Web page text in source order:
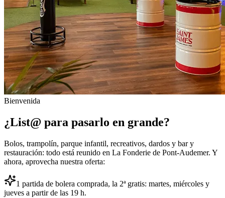
Bienvenida
¿List@ para pasarlo en grande?
Bolos, trampolín, parque infantil, recreativos, dardos y bar y
restauración: todo está reunido en La Fonderie de Pont-Audemer. Y
ahora, aprovecha nuestra oferta:
1 partida de bolera comprada, la 2ª gratis: martes, miércoles y
jueves a partir de las 19 h.